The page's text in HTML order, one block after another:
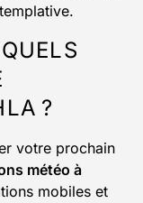
?
votre prochain
météo à
mobiles et